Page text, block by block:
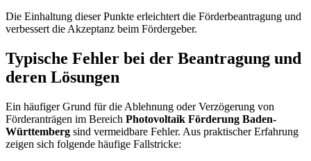
Die Einhaltung dieser Punkte erleichtert die Förderbeantragung und
verbessert die Akzeptanz beim Fördergeber.
Typische Fehler bei der Beantragung und
deren Lösungen
Ein häufiger Grund für die Ablehnung oder Verzögerung von
Förderanträgen im Bereich Photovoltaik Förderung Baden-
Württemberg sind vermeidbare Fehler. Aus praktischer Erfahrung
zeigen sich folgende häufige Fallstricke: